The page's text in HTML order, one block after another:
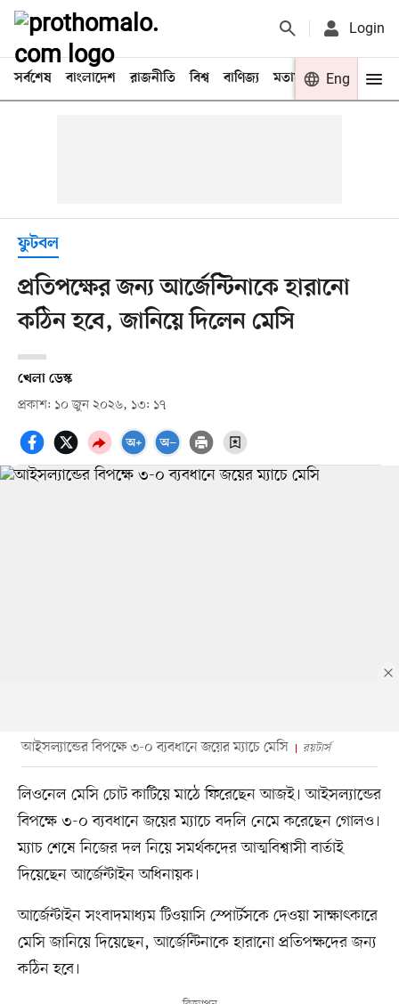
Login
সর্বশেষ বাংলাদেশ রাজনীতি বিশ্ব বাণিজ্য মতামত খেলা
Eng
ফুটবল
প্রতিপক্ষের জন্য আর্জেন্টিনাকে হারানো
কঠিন হবে, জানিয়ে দিলেন মেসি
খেলা ডেস্ক
প্রকাশ: ১০ জুন ২০২৬, ১৩: ১৭
আইসল্যান্ডের বিপক্ষে ৩-০ ব্যবধানে জয়ের ম্যাচে মেসি রয়টার্স
লিওনেল মেসি চোট কাটিয়ে মাঠে ফিরেছেন আজই। আইসল্যান্ডের
বিপক্ষে ৩-০ ব্যবধানে জয়ের ম্যাচে বদলি নেমে করেছেন গোলও।
ম্যাচ শেষে নিজের দল নিয়ে সমর্থকদের আত্মবিশ্বাসী বার্তাই
দিয়েছেন আর্জেন্টাইন অধিনায়ক।
আর্জেন্টাইন সংবাদমাধ্যম টিওয়াসি স্পোর্টসকে দেওয়া সাক্ষাৎকারে
মেসি জানিয়ে দিয়েছেন, আর্জেন্টিনাকে হারানো প্রতিপক্ষদের জন্য
কঠিন হবে।